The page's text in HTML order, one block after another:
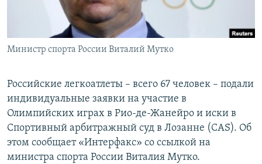
ПОБЕДИТЕЛЕЙ НЕ СУДЯТ?
КРЫМ.НЕПОКОРЕННЫЙ
ELIFBE
ПРИСОЕДИНЯЙТЕСЬ!
Все сайты RFE/RL
Министр спорта России Виталий Мутко
Российские легкоатлеты – всего 67 человек – подали
индивидуальные заявки на участие в
Олимпийских играх в Рио-де-Жанейро и иски в
Спортивный арбитражный суд в Лозанне (CAS). Об
этом сообщает «Интерфакс» со ссылкой на
министра спорта России Виталия Мутко.